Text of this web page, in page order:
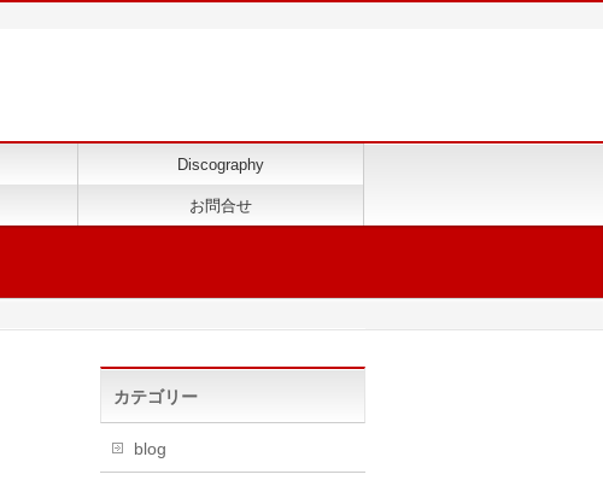
Discography
お問合せ
カテゴリー
blog